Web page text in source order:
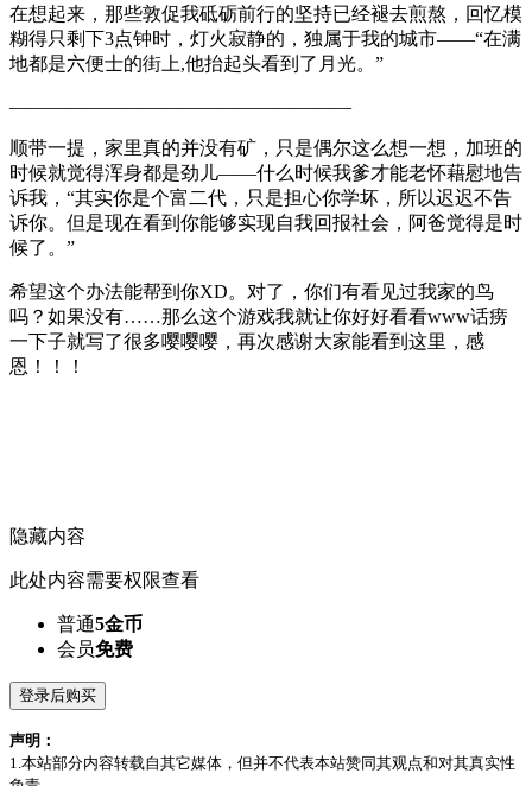
在想起来，那些敦促我砥砺前行的坚持已经褪去煎熬，回忆模
糊得只剩下3点钟时，灯火寂静的，独属于我的城市——“在满
地都是六便士的街上,他抬起头看到了月光。”
——————————————————
顺带一提，家里真的并没有矿，只是偶尔这么想一想，加班的
时候就觉得浑身都是劲儿——什么时候我爹才能老怀藉慰地告
诉我，“其实你是个富二代，只是担心你学坏，所以迟迟不告
诉你。但是现在看到你能够实现自我回报社会，阿爸觉得是时
候了。”
希望这个办法能帮到你XD。对了，你们有看见过我家的鸟
吗？如果没有……那么这个游戏我就让你好好看看www话痨
一下子就写了很多嘤嘤嘤，再次感谢大家能看到这里，感
恩！！！
隐藏内容
此处内容需要权限查看
普通5金币
会员免费
登录后购买
声明：
1.本站部分内容转载自其它媒体，但并不代表本站赞同其观点和对其真实性